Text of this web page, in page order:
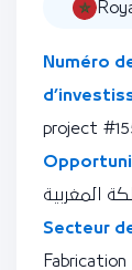
Numéro
project
المغربية
Secteur